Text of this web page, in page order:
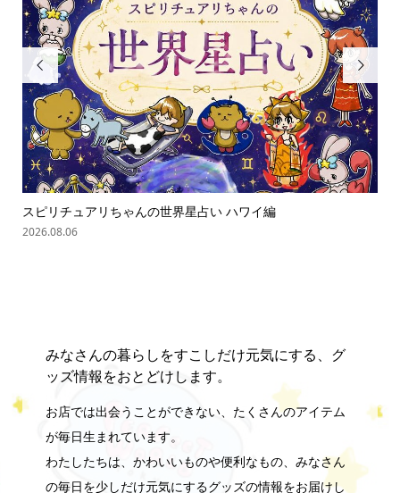

スピリチュアリちゃんの世界星占い ハワイ編
2026.08.06

みなさんの暮らしをすこしだけ元気にする、グ
ッズ情報をおとどけします。
お店では出会うことができない、たくさんのアイテム
が毎日生まれています。
わたしたちは、かわいいものや便利なもの、みなさん
の毎日を少しだけ元気にするグッズの情報をお届けし